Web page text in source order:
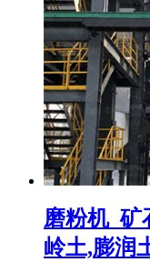
磨粉机_矿
岭土,膨润